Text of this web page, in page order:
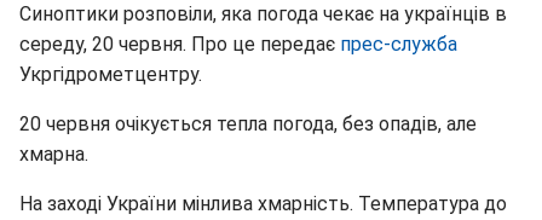
Синоптики розповіли, яка погода чекає на українців в
середу, 20 червня. Про це передає прес-служба
Укргідрометцентру.
20 червня очікується тепла погода, без опадів, але
хмарна.
На заході України мінлива хмарність. Температура до